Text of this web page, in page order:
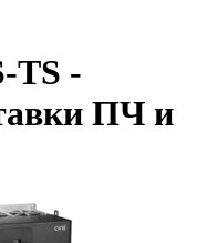
TS -
ПЧ и